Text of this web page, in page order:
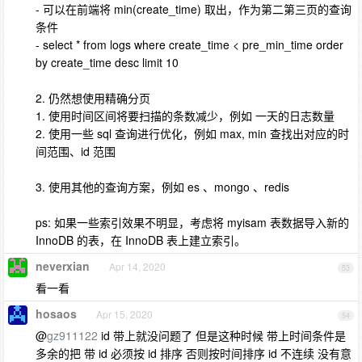
- 可以在前端将 min(create_time) 取出，作为第二第三页的查询
条件
- select * from logs where create_time < pre_min_time order
by create_time desc limit 10
2. 仍然想使用精确分页
1. 使用时间区间将要扫描的条数减少，例如 一天的日志数量
2. 使用一些 sql 查询进行优化，例如 max, min 查找出对应的时
间范围、id 范围
3. 使用其他的查询方案，例如 es 、mongo 、redis
ps: 如果一些索引效果不明显，考虑将 myisam 表数据导入新的
InnoDB 的表，在 InnoDB 表上建立索引。
53
neverxian Apr 14, 2020
看一看
54
hosaos Apr 15, 2020
@gz911122 id 带上就没问题了 但是这种时候 带上时间条件是
多余的把 带 id 必须按 id 排序 否则按时间排序 id 不连续 没有意